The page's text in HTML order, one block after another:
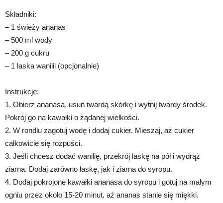
Składniki:
– 1 świeży ananas
– 500 ml wody
– 200 g cukru
– 1 laska wanilii (opcjonalnie)
Instrukcje:
1. Obierz ananasa, usuń twardą skórkę i wytnij twardy środek.
Pokrój go na kawałki o żądanej wielkości.
2. W rondlu zagotuj wodę i dodaj cukier. Mieszaj, aż cukier
całkowicie się rozpuści.
3. Jeśli chcesz dodać wanilię, przekrój laskę na pół i wydrąż
ziarna. Dodaj zarówno laskę, jak i ziarna do syropu.
4. Dodaj pokrojone kawałki ananasa do syropu i gotuj na małym
ogniu przez około 15-20 minut, aż ananas stanie się miękki.